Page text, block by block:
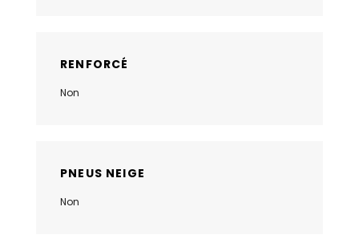
RENFORCÉ
Non
PNEUS NEIGE
Non